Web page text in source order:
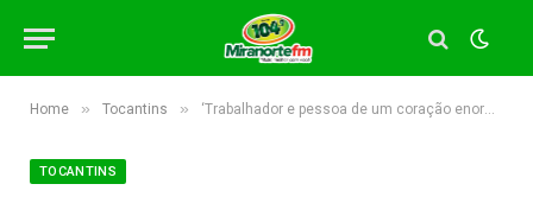
Home » Tocantins » ‘Trabalhador e pessoa de um coração enorme’, diz filha de pecuarista encontrado morto em quintal de casa
TOCANTINS